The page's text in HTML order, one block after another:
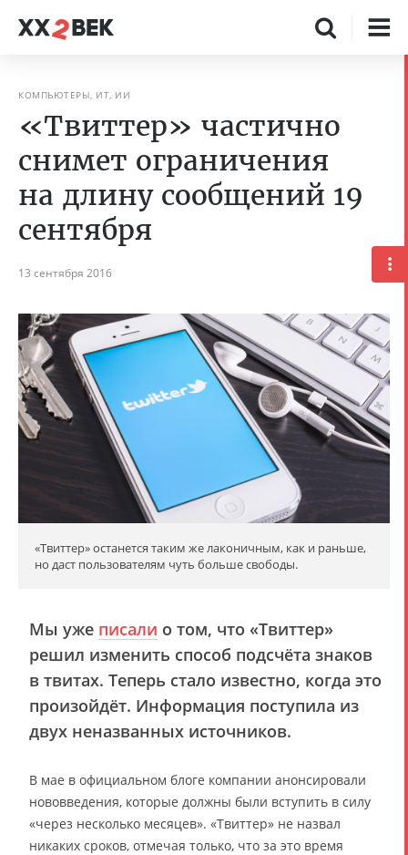
КОМПЬЮТЕРЫ, ИТ, ИИ
«Твиттер» частично
снимет ограничения
на длину сообщений 19
сентября
13 сентября 2016
«Твиттер» останется таким же лаконичным, как и раньше,
но даст пользователям чуть больше свободы.
Мы уже писали о том, что «Твиттер»
решил изменить способ подсчёта знаков
в твитах. Теперь стало известно, когда это
произойдёт. Информация поступила из
двух неназванных источников.
В мае в официальном блоге компании анонсировали
нововведения, которые должны были вступить в силу
«через несколько месяцев». «Твиттер» не назвал
никаких сроков, отмечая только, что за это время